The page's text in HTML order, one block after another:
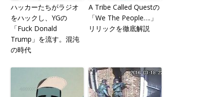
ハッカーたちがラジオ
をハックし、YGの
「Fuck Donald
Trump」を流す。混沌
の時代
A Tribe Called Questの
「We The People….」
リリックを徹底解説